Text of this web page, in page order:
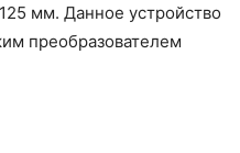
мм. Данное устройство
преобразователем